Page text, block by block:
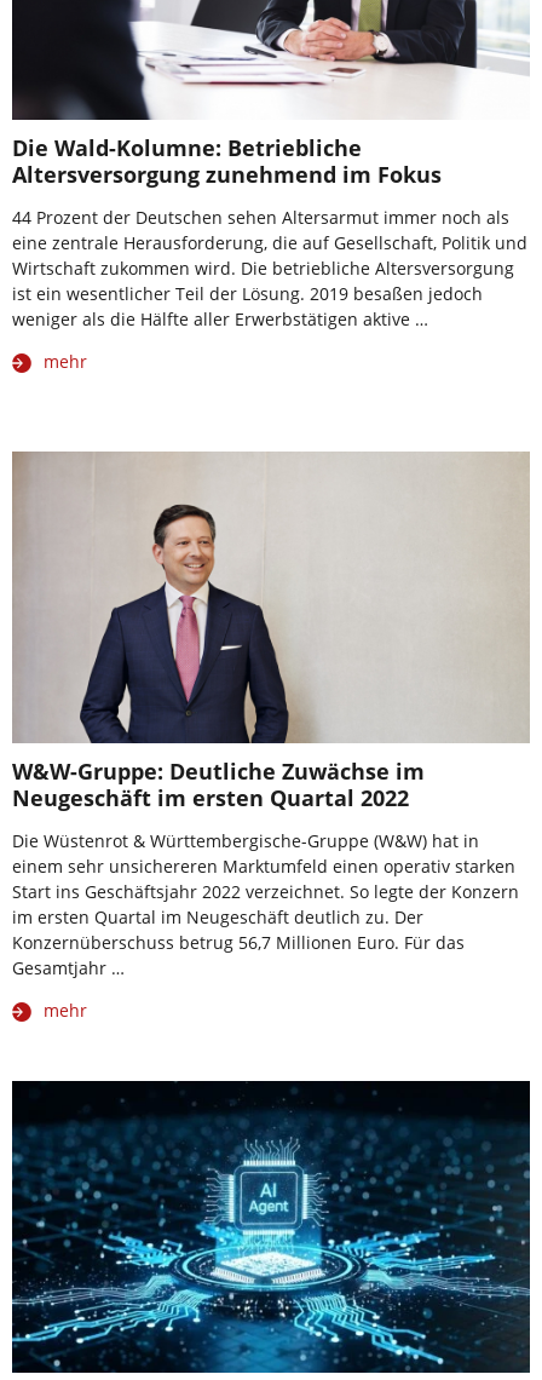
Die Wald-Kolumne: Betriebliche
Altersversorgung zunehmend im Fokus
44 Prozent der Deutschen sehen Altersarmut immer noch als
eine zentrale Herausforderung, die auf Gesellschaft, Politik und
Wirtschaft zukommen wird. Die betriebliche Altersversorgung
ist ein wesentlicher Teil der Lösung. 2019 besaßen jedoch
weniger als die Hälfte aller Erwerbstätigen aktive …
mehr
W&W-Gruppe: Deutliche Zuwächse im
Neugeschäft im ersten Quartal 2022
Die Wüstenrot & Württembergische-Gruppe (W&W) hat in
einem sehr unsichereren Marktumfeld einen operativ starken
Start ins Geschäftsjahr 2022 verzeichnet. So legte der Konzern
im ersten Quartal im Neugeschäft deutlich zu. Der
Konzernüberschuss betrug 56,7 Millionen Euro. Für das
Gesamtjahr …
mehr